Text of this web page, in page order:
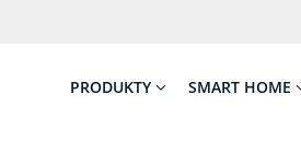
PRODUKTY SMART HOME